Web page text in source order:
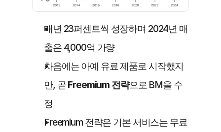
매년 23퍼센트씩 성장하며 2024년 매
출은 4,000억 가량
차음에는 아예 유료 제품로 시작했지
만, 곧 Freemium 전략으로 BM을 수
정
Freemium 전략은 기본 서비스는 무료